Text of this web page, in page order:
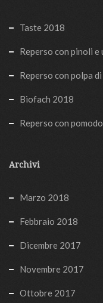
Taste 2018
Reperso con pinoli
Reperso con polpa
Biofach 2018
Reperso con
Archivi
Marzo 2018
Febbraio 2018
Dicembre 2017
Novembre 2017
Ottobre 2017